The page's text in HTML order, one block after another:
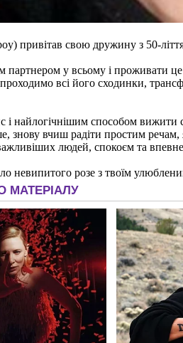
привітав свою дружину з 50-
у всьому і проживати
всі його сходинки,
і найлогічнішим способом
знову вчиш радіти простим
людей, спокоєм та
невипитого розе з твоїм